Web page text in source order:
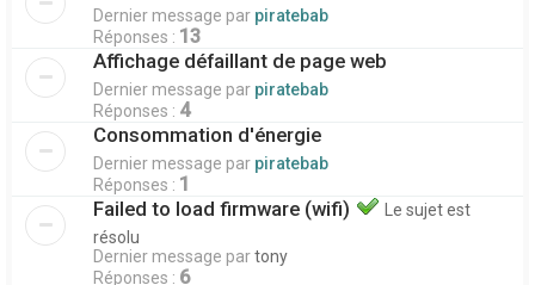
Dernier message par piratebab
Réponses : 13
Affichage défaillant de page web
Dernier message par piratebab
Réponses : 4
Consommation d'énergie
Dernier message par piratebab
Réponses : 1
Failed to load firmware (wifi)
Le sujet est
résolu
Dernier message partony
Réponses : 6